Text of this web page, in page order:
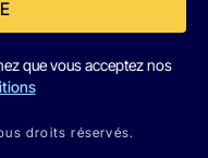
que vous acceptez nos
droits réservés.